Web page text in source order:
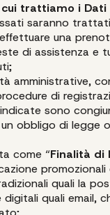
trattiamo i Dati
saranno
una
di assistenza e
amministrative,
di
sono
obbligo di legge
come “Finalità di
quali la
digitali quali email,